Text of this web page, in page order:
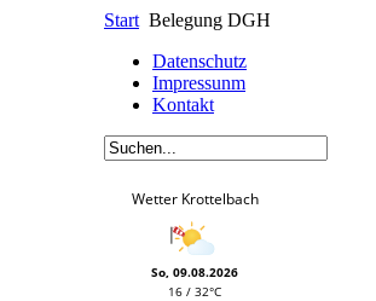
Start Belegung DGH
Datenschutz
Impressunm
Kontakt
Wetter Krottelbach
So, 09.08.2026
16 / 32°C